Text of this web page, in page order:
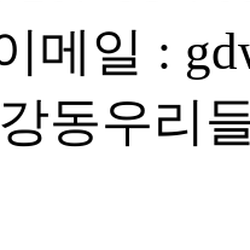
일 :
동우리